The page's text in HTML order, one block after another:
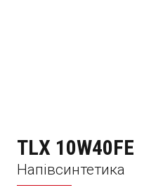
TLX 10W40FE
Напівсинтетика